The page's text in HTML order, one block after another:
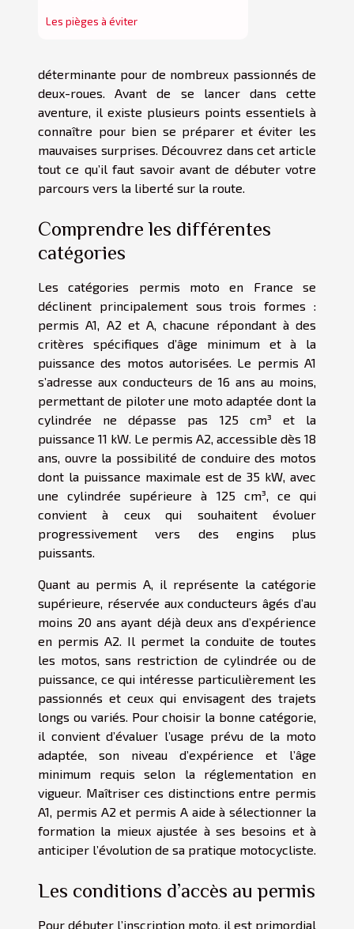
Les pièges à éviter
déterminante pour de nombreux passionnés de
deux-roues. Avant de se lancer dans cette
aventure, il existe plusieurs points essentiels à
connaître pour bien se préparer et éviter les
mauvaises surprises. Découvrez dans cet article
tout ce qu’il faut savoir avant de débuter votre
parcours vers la liberté sur la route.
Comprendre les différentes
catégories
Les catégories permis moto en France se
déclinent principalement sous trois formes :
permis A1, A2 et A, chacune répondant à des
critères spécifiques d’âge minimum et à la
puissance des motos autorisées. Le permis A1
s’adresse aux conducteurs de 16 ans au moins,
permettant de piloter une moto adaptée dont la
cylindrée ne dépasse pas 125 cm³ et la
puissance 11 kW. Le permis A2, accessible dès 18
ans, ouvre la possibilité de conduire des motos
dont la puissance maximale est de 35 kW, avec
une cylindrée supérieure à 125 cm³, ce qui
convient à ceux qui souhaitent évoluer
progressivement vers des engins plus
puissants.
Quant au permis A, il représente la catégorie
supérieure, réservée aux conducteurs âgés d’au
moins 20 ans ayant déjà deux ans d’expérience
en permis A2. Il permet la conduite de toutes
les motos, sans restriction de cylindrée ou de
puissance, ce qui intéresse particulièrement les
passionnés et ceux qui envisagent des trajets
longs ou variés. Pour choisir la bonne catégorie,
il convient d’évaluer l’usage prévu de la moto
adaptée, son niveau d’expérience et l’âge
minimum requis selon la réglementation en
vigueur. Maîtriser ces distinctions entre permis
A1, permis A2 et permis A aide à sélectionner la
formation la mieux ajustée à ses besoins et à
anticiper l’évolution de sa pratique motocycliste.
Les conditions d’accès au permis
Pour débuter l’inscription moto, il est primordial